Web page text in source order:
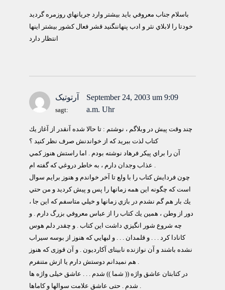
باسلام جناب معروفي بايد بيشتر وارد جريانهاي روزمره گرديد
خودتا را لابلاي نثر و ادب پنهاننگنيد قشر فعال كشور بيشتر اينها
انتظار دارد
آرتوتیک
sagt:
September 24, 2003 um 9:09
a.m. Uhr
چند وقت پيش در وبلاگم ، نوشتم : تا حالا شده آنقدر از آغاز يك
كتاب لذت ببريد كه از خواندنش صرف نظر كنيد ؟
آن را براي پيكر فرهاد نوشته بودم . اما راستش هنوز كمي
عذاب وجدان دارم ، به خاطر دروغي كه گفته ام .
چون فردايش كتاب را با ولع تا آخر خواندم و هنوز برايم سوال
است كه چگونه اين همه زمانها را پس و پيش كرديد و من حتي
يك بار هم گم نشدم در بازي زمانها و خيلي متاسفم كه اين جا ،
دور از وطن ، همين يك كتاب را از عباس معروفي بزرگ دارم . و
چه شروع شور انگيزي داشت اين كتاب . و چقدر دلم هوس
كانادا كرد . . . و قلمدان . . . و لبهايي كه هنوز از بوسه سيراب
نشده باشند و آن نوازنده نابینای آکاردیون . و آن قوزی که هنوز
هم نمیدانم دوستش دارم یا ازش متنفرم .
در کتابتان عاشق واژه (( شما )) شدم . . . عاشق خیلی واژه ها
شدم . حتی عاشق علامت سوالها و کاماها .